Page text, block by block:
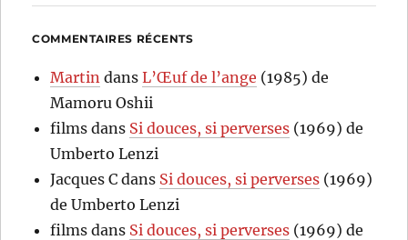
COMMENTAIRES RÉCENTS
Martin dansL’Œuf de l’ange (1985) de
Mamoru Oshii
films dans Si douces, si perverses (1969) de
Umberto Lenzi
Jacques C dans Si douces, si perverses (1969)
de Umberto Lenzi
films dans Si douces, si perverses (1969) de